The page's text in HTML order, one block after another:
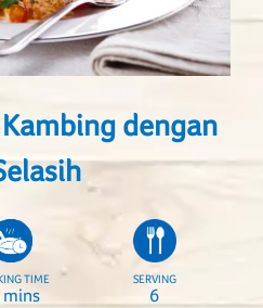
dengan
TIME
mins
SERVING
6